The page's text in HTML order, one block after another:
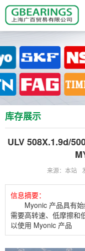
库存展示
ULV 508X.1.9d/
来源：本站
信息摘要：
Myonic 产品具有
需要高转速、低摩擦和
以使用 Myonic 产品